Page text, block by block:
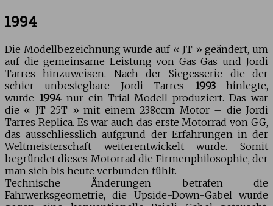
1994
Die Modellbezeichnung wurde auf « JT » geändert, um
auf die gemeinsame Leistung von Gas Gas und Jordi
Tarres hinzuweisen. Nach der Siegesserie die der
schier unbesiegbare Jordi Tarres 1993hinlegte,
wurde 1994nur ein Trial-Modell produziert. Das war
die « JT 25T » mit einem 238ccm Motor – die Jordi
Tarres Replica. Es war auch das erste Motorrad von GG,
das ausschliesslich aufgrund der Erfahrungen in der
Weltmeisterschaft weiterentwickelt wurde. Somit
begründet dieses Motorrad die Firmenphilosophie, der
man sich bis heute verbunden fühlt.
Technische Änderungen betrafen die
Fahrwerksgeometrie, die Upside-Down-Gabel wurde